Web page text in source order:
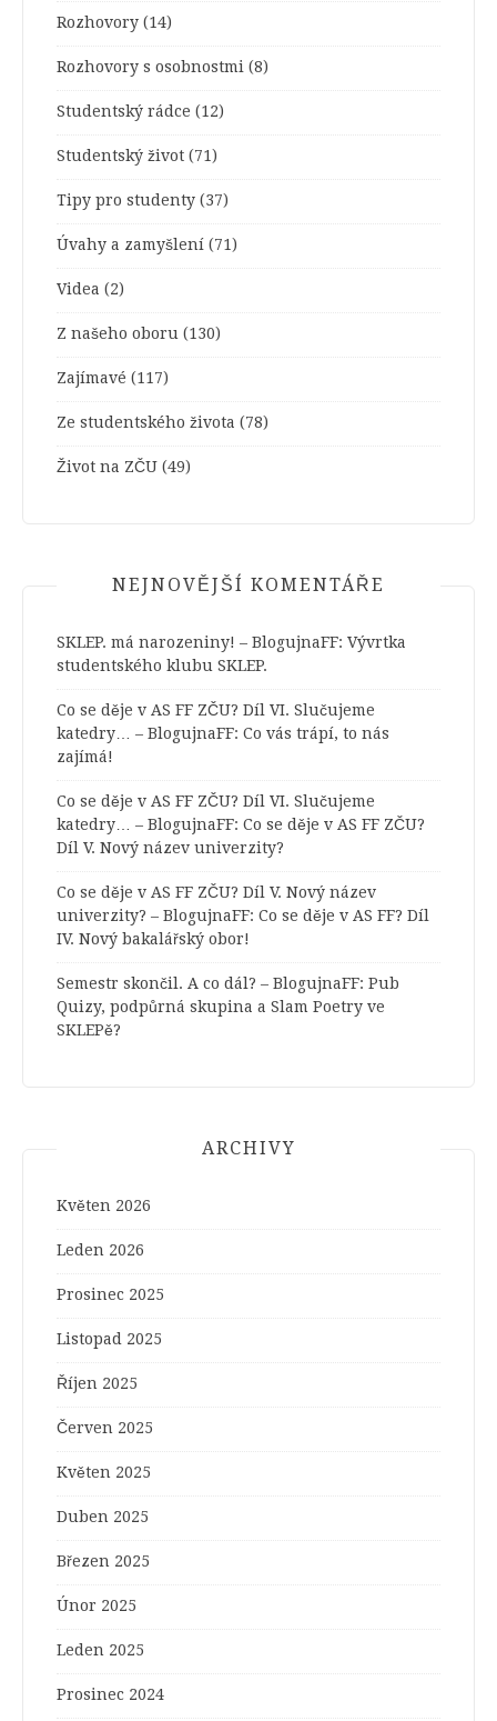
Rozhovory (14)
Rozhovory s osobnostmi (8)
Studentský rádce (12)
Studentský život (71)
Tipy pro studenty (37)
Úvahy a zamyšlení (71)
Videa (2)
Z našeho oboru (130)
Zajímavé (117)
Ze studentského života (78)
Život na ZČU (49)
NEJNOVĚJŠÍ KOMENTÁŘE
SKLEP. má narozeniny! – BlogujnaFF: Vývrtka
studentského klubu SKLEP.
Co se děje v AS FF ZČU? Díl VI. Slučujeme
katedry… – BlogujnaFF: Co vás trápí, to nás
zajímá!
Co se děje v AS FF ZČU? Díl VI. Slučujeme
katedry… – BlogujnaFF: Co se děje v AS FF ZČU?
Díl V. Nový název univerzity?
Co se děje v AS FF ZČU? Díl V. Nový název
univerzity? – BlogujnaFF: Co se děje v AS FF? Díl
IV. Nový bakalářský obor!
Semestr skončil. A co dál? – BlogujnaFF: Pub
Quizy, podpůrná skupina a Slam Poetry ve
SKLEPě?
ARCHIVY
Květen 2026
Leden 2026
Prosinec 2025
Listopad 2025
Říjen 2025
Červen 2025
Květen 2025
Duben 2025
Březen 2025
Únor 2025
Leden 2025
Prosinec 2024